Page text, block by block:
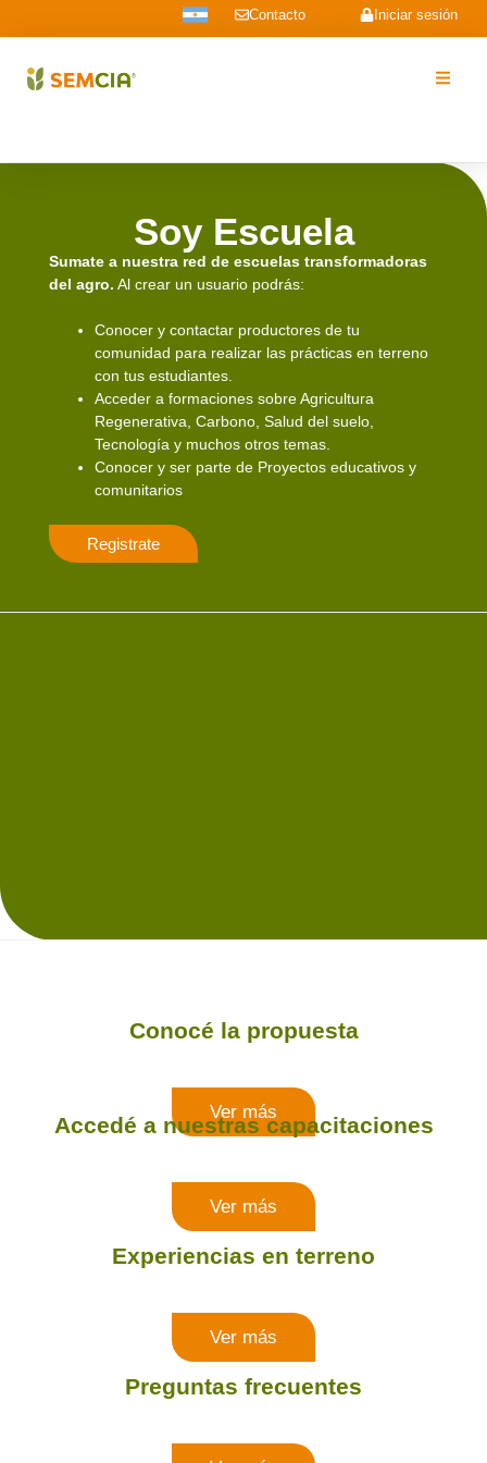
Iniciar sesión
Contacto
Soy Escuela
Sumate a nuestra red de escuelas transformadoras
del agro. Al crear un usuario podrás:
Conocer y contactar productores de tu
comunidad para realizar las prácticas en terreno
con tus estudiantes.
Acceder a formaciones sobre Agricultura
Regenerativa, Carbono, Salud del suelo,
Tecnología y muchos otros temas.
Conocer y ser parte de Proyectos educativos y
comunitarios
Registrate
Conocé la propuesta
Ver más
Accedé a nuestras capacitaciones
Ver más
Experiencias en terreno
Ver más
Preguntas frecuentes